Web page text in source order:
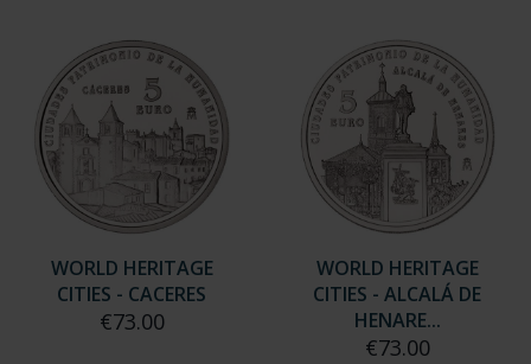
WORLD HERITAGE
CITIES - CACERES
€73.00
WORLD HERITAGE
CITIES - ALCALÁ DE
HENARE...
€73.00